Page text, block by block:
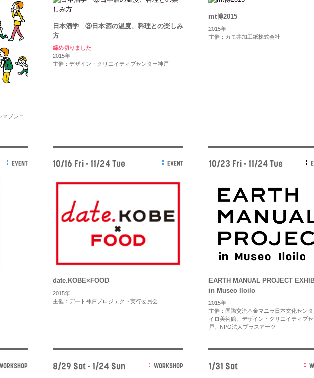
マブンコ
日本酒学 ③日本酒の温度、料理との楽しみ
方
締め切りました
2015年
主催：デザイン・クリエイティブセンター神戸
mt博2015
2015年
主催：カモ井加工紙株式会社
EVENT 10/16 Fri - 11/24 Tue EVENT
date.KOBE×FOOD
2015年
主催：デート神戸プロジェクト実行委員会
10/23 Fri - 11/24 Tue
EARTH MANUAL PROJECT
in Museo Iloilo
2015年
主催：国際交流基金マニラ日本文化セン
イロ美術館、デザイン・クリエイティブ
戸、NPO法人プラスアーツ
8/29 Sat - 1/24 Sun WORKSHOP 1/31 Sat